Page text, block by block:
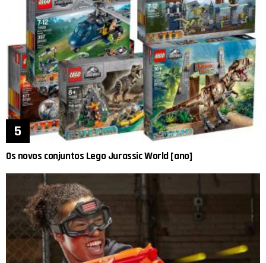
Os novos conjuntos Lego Jurassic World [ano]